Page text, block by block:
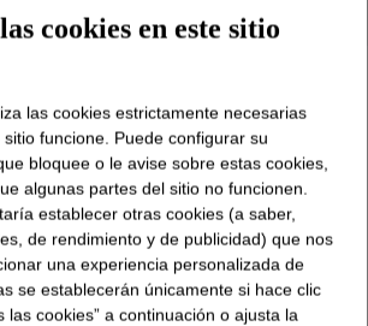
31-441 Additive?
cookies en este sitio
las cookies estrictamente necesarias
funcione. Puede configurar su
bloquee o le avise sobre estas cookies,
algunas partes del sitio no funcionen.
establecer otras cookies (a saber,
de rendimiento y de publicidad) que nos
una experiencia personalizada de
se establecerán únicamente si hace clic
las cookies” a continuación o ajusta la